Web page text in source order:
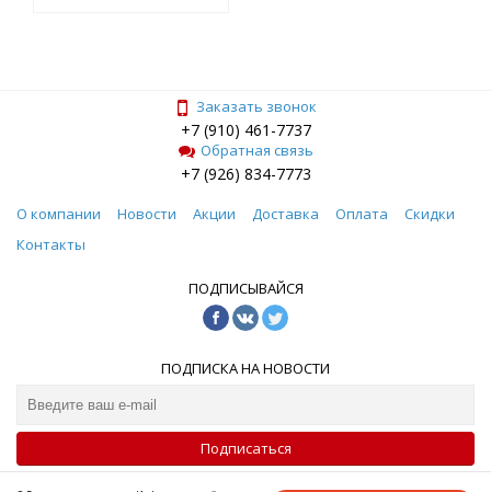
Заказать звонок
+7 (910) 461-7737
Обратная связь
+7 (926) 834-7773
О компании Новости Акции Доставка Оплата
Скидки
Контакты
ПОДПИСЫВАЙСЯ
ПОДПИСКА НА НОВОСТИ
Подписаться